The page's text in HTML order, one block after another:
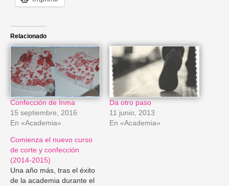
Relacionado
Confección de Inma
15 septiembre, 2016
En «Academia»
Da otro paso
11 junio, 2013
En «Academia»
Comienza el nuevo curso
de corte y confección
(2014-2015)
Una año más, tras el éxito
de la academia durante el